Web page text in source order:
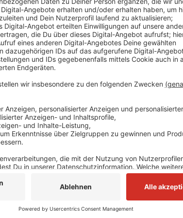
Demnach landet die Rheintorklinik in dieser
mehr Betten kamen auch das Rheinland Klinikum
Dormagen sowie das Johanna-Etienne-
bewertet - aber dennoch im Ranking in der
St.Elisabeth-Hospital in Meerbusch-Lank.
Qualitätsberichte der Krankenhäuser und